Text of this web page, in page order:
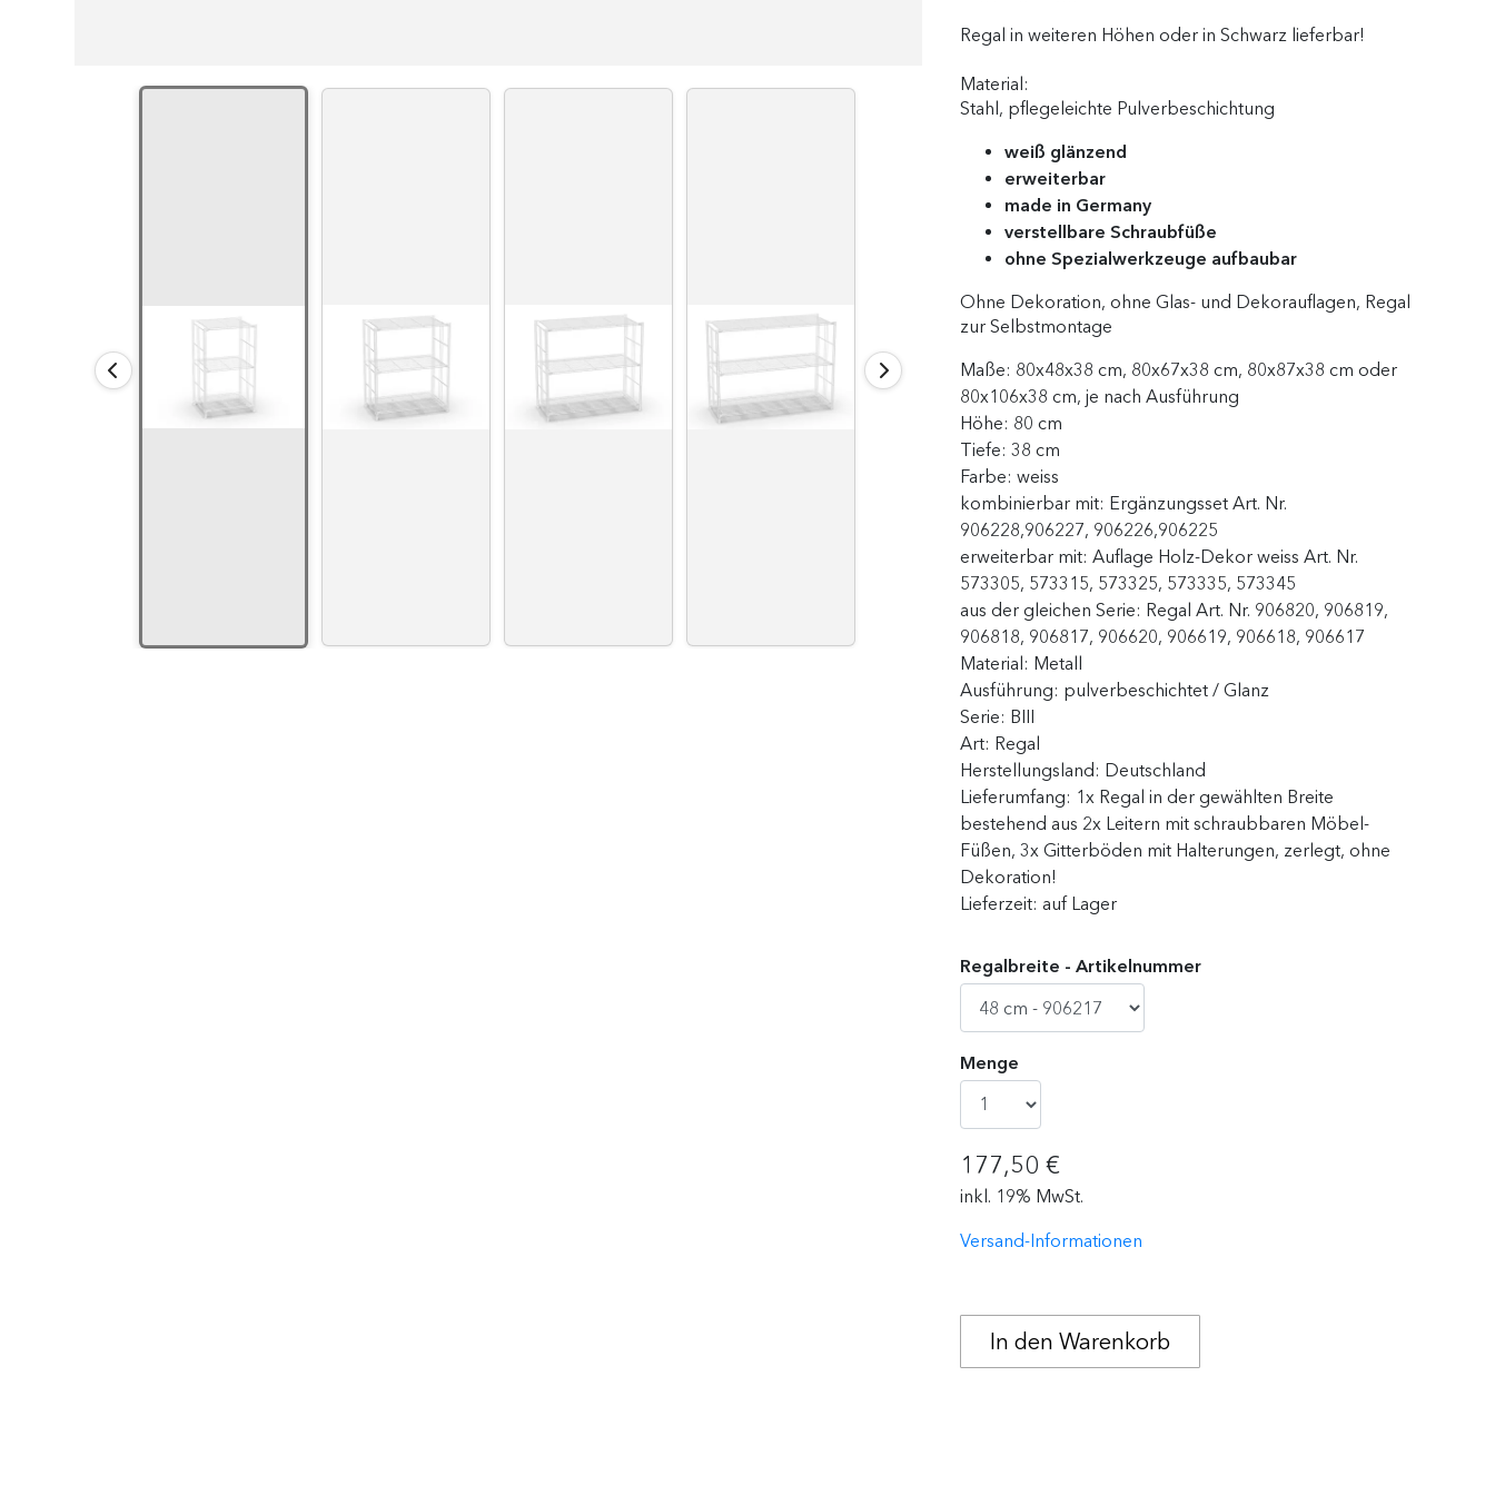
Regal in weiteren Höhen oder in Schwarz lieferbar!
Material:
Stahl, pflegeleichte Pulverbeschichtung
weiß glänzend
erweiterbar
made in Germany
verstellbare Schraubfüße
ohne Spezialwerkzeuge aufbaubar
Ohne Dekoration, ohne Glas- und Dekorauflagen, Regal
zur Selbstmontage
Maße: 80x48x38 cm, 80x67x38 cm, 80x87x38 cm oder
80x106x38 cm, je nach Ausführung
Höhe: 80 cm
Tiefe:38 cm
Farbe:weiss
kombinierbar mit: Ergänzungsset Art. Nr.
906228,906227, 906226,906225
erweiterbar mit:Auflage Holz-Dekor weiss Art. Nr.
573305, 573315, 573325, 573335, 573345
aus der gleichen Serie: Regal Art. Nr. 906820, 906819,
906818, 906817, 906620, 906619, 906618, 906617
Material: Metall
Ausführung: pulverbeschichtet / Glanz
Serie: BIII
Art: Regal
Herstellungsland: Deutschland
Lieferumfang: 1x Regal in der gewählten Breite
bestehend aus 2x Leitern mit schraubbaren Möbel-
Füßen, 3x Gitterböden mit Halterungen, zerlegt, ohne
Dekoration!
Lieferzeit:auf Lager
Regalbreite - Artikelnummer
Menge
177,50 €
inkl. 19% MwSt.
Versand-Informationen